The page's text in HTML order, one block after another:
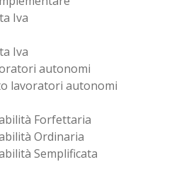
Iva
Iva
autonomi
lavoratori autonomi
Forfettaria
Ordinaria
Semplificata